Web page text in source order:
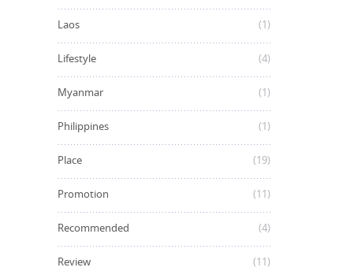
Laos (1)
Lifestyle (4)
Myanmar (1)
Philippines (1)
Place (19)
Promotion (11)
Recommended (4)
Review (11)